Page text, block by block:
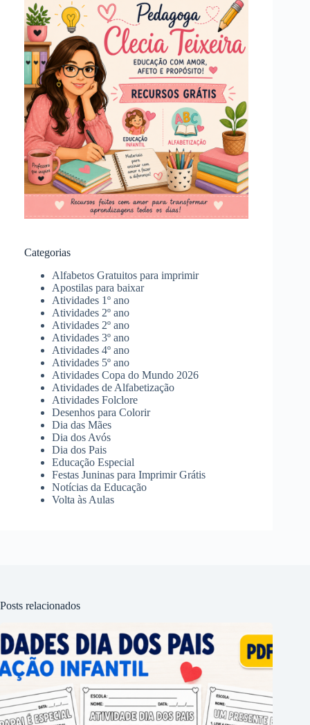
Categorias
Alfabetos Gratuitos para imprimir
Apostilas para baixar
Atividades 1º ano
Atividades 2º ano
Atividades 2º ano
Atividades 3º ano
Atividades 4º ano
Atividades 5º ano
Atividades Copa do Mundo 2026
Atividades de Alfabetização
Atividades Folclore
Desenhos para Colorir
Dia das Mães
Dia dos Avós
Dia dos Pais
Educação Especial
Festas Juninas para Imprimir Grátis
Notícias da Educação
Volta às Aulas
Posts relacionados